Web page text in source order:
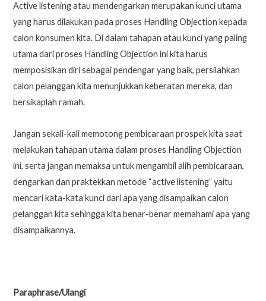
Active listening atau mendengarkan merupakan kunci utama
yang harus dilakukan pada proses Handling Objection kepada
calon konsumen kita. Di dalam tahapan atau kunci yang paling
utama dari proses Handling Objection ini kita harus
memposisikan diri sebagai pendengar yang baik, persilahkan
calon pelanggan kita menunjukkan keberatan mereka, dan
bersikaplah ramah.
Jangan sekali-kali memotong pembicaraan prospek kita saat
melakukan tahapan utama dalam proses Handling Objection
ini, serta jangan memaksa untuk mengambil alih pembicaraan,
dengarkan dan praktekkan metode “active listening” yaitu
mencari kata-kata kunci dari apa yang disampaikan calon
pelanggan kita sehingga kita benar-benar memahami apa yang
disampaikannya.
Paraphrase/Ulangi